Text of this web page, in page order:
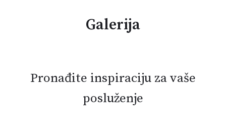
Galerija
Pronađite inspiraciju za vaše
posluženje